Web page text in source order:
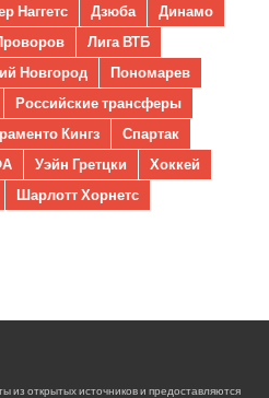
Наггетс Дзюба
Динамо
Лига ВТБ
Новгород
Пономарев
Российские трансферы
Кингз
Спартак
Уэйн Гретцки
Хоккей
Шарлотт Хорнетс
из открытых источников и предоставляются